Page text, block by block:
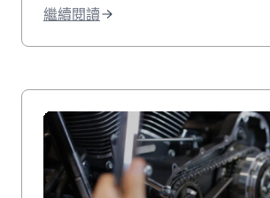
機車學徒薪水，最後也附上相關
修機車的你！
繼續閱讀